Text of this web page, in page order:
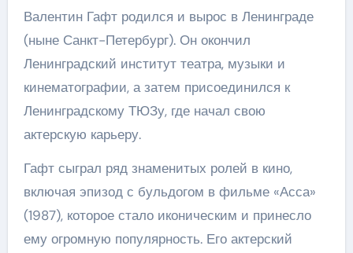
Валентин Гафт родился и вырос в Ленинграде
(ныне Санкт-Петербург). Он окончил
Ленинградский институт театра, музыки и
кинематографии, а затем присоединился к
Ленинградскому ТЮЗу, где начал свою
актерскую карьеру.
Гафт сыграл ряд знаменитых ролей в кино,
включая эпизод с бульдогом в фильме «Асса»
(1987), которое стало иконическим и принесло
ему огромную популярность. Его актерский